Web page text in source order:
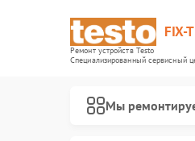
FIX-
Ремонт устройств Testo
Специализированный cервисный
Мы